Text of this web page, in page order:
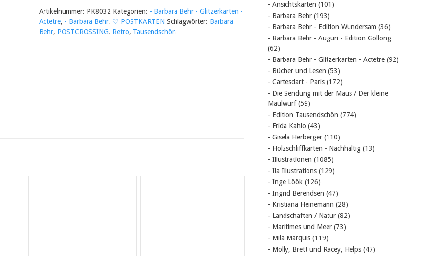
Artikelnummer: PK8032 Kategorien: - Barbara Behr - Glitzerkarten -
Actetre, - Barbara Behr, ♡ POSTKARTEN Schlagwörter: Barbara
Behr, POSTCROSSING, Retro, Tausendschön
- Ansichtskarten (101)
- Barbara Behr (193)
- Barbara Behr - Edition Wundersam (36)
- Barbara Behr - Auguri - Edition Gollong
(62)
- Barbara Behr - Glitzerkarten - Actetre (92)
- Bücher und Lesen (53)
- Cartesdart - Paris (172)
- Die Sendung mit der Maus / Der kleine
Maulwurf (59)
- Edition Tausendschön (774)
- Frida Kahlo (43)
- Gisela Herberger (110)
- Holzschliffkarten - Nachhaltig (13)
- Illustrationen (1085)
- Ila Illustrations (129)
- Inge Löök (126)
- Ingrid Berendsen (47)
- Kristiana Heinemann (28)
- Landschaften / Natur (82)
- Maritimes und Meer (73)
- Mila Marquis (119)
- Molly, Brett und Racey, Helps (47)